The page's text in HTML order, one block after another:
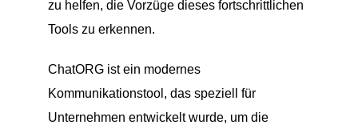
zu helfen, die Vorzüge dieses fortschrittlichen
Tools zu erkennen.
ChatORG ist ein modernes
Kommunikationstool, das speziell für
Unternehmen entwickelt wurde, um die